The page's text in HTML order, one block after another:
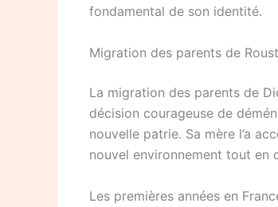
fondamental de son identité.
Migration des parents de
La migration des parents de
décision courageuse de
nouvelle patrie. Sa mère l’a
nouvel environnement tout en
Les premières années en